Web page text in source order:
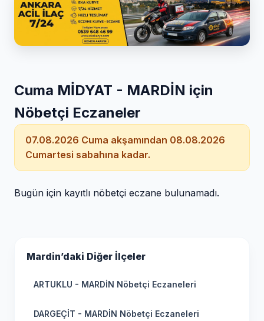
Cuma MİDYAT - MARDİN için
Nöbetçi Eczaneler
07.08.2026 Cuma akşamından 08.08.2026
Cumartesi sabahına kadar.
Bugün için kayıtlı nöbetçi eczane bulunamadı.
Mardin’daki Diğer İlçeler
ARTUKLU - MARDİN Nöbetçi Eczaneleri
DARGEÇİT - MARDİN Nöbetçi Eczaneleri